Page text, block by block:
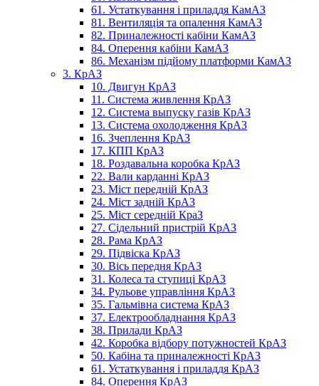
61. Устаткування і приладдя КамАЗ
81. Вентиляція та опалення КамАЗ
82. Приналежності кабіни КамАЗ
84. Оперення кабіни КамАЗ
86. Механізм підйому платформи КамАЗ
3. КрАЗ
10. Двигун КрАЗ
11. Система живлення КрАЗ
12. Система выпуску газів КрАЗ
13. Система охолодження КрАЗ
16. Зчеплення КрАЗ
17. КПП КрАЗ
18. Роздавальна коробка КрАЗ
22. Вали карданні КрАЗ
23. Міст передній КрАЗ
24. Міст задній КрАЗ
25. Міст середній КраЗ
27. Сідельний пристрій КрАЗ
28. Рама КрАЗ
29. Підвіска КрАЗ
30. Вісь передня КрАЗ
31. Колеса та ступиці КрАЗ
34. Рульове управління КрАЗ
35. Гальмівна система КрАЗ
37. Електрообладнання КрАЗ
38. Прилади КрАЗ
42. Коробка відбору потужностей КрАЗ
50. Кабіна та приналежності КрАЗ
61. Устаткування і приладдя КрАЗ
84. Оперення КрАЗ